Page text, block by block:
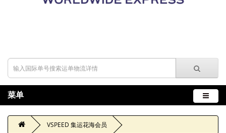
菜单
VSPEED 集运花海会员